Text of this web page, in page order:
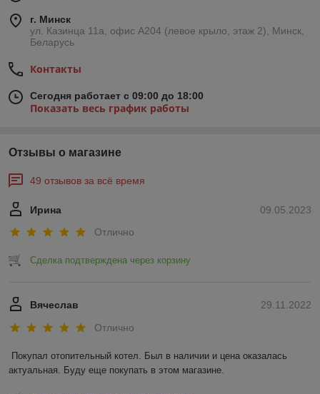
г. Минск
ул. Казинца 11а, офис А204 (левое крыло, этаж 2), Минск,
Беларусь
Контакты
Сегодня работает с 09:00 до 18:00
Показать весь график работы
Отзывы о магазине
49 отзывов за всё время
09.05.2023
Ирина
Отлично
Сделка подтверждена через корзину
29.11.2022
Вячеслав
Отлично
Покупал отопительный котел. Был в наличии и цена оказалась
актуальная. Буду еще покупать в этом магазине.